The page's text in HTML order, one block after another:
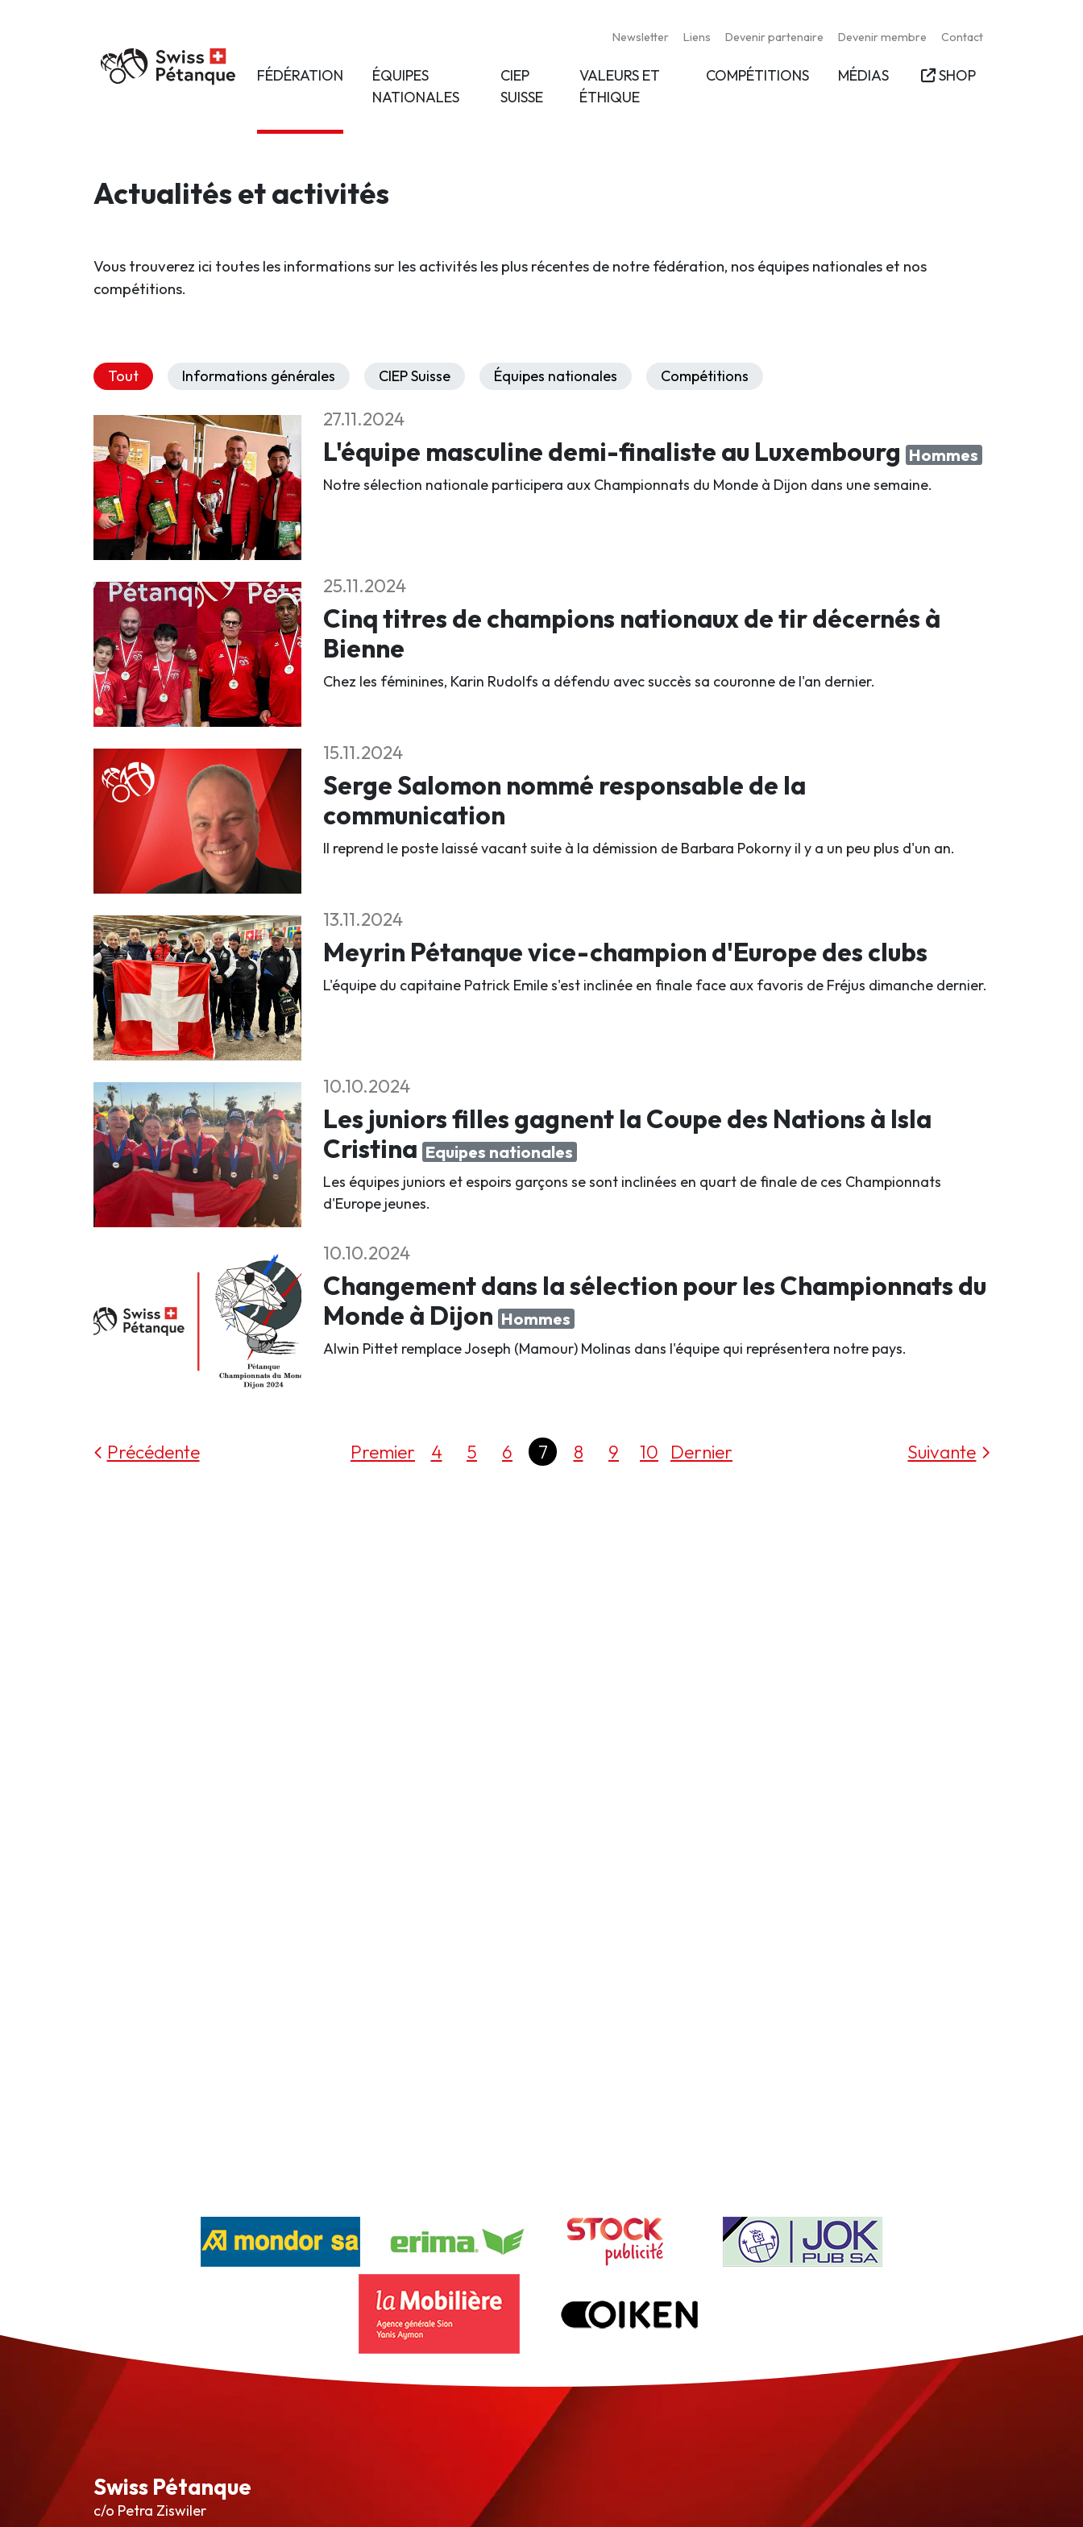
Newsletter Liens Devenir partenaire Devenir membre Contact
FÉDÉRATION
ÉQUIPES
NATIONALES
CIEP
SUISSE
VALEURS ET
ÉTHIQUE
COMPÉTITIONS MÉDIAS SHOP
Actualités et activités
Vous trouverez ici toutes les informations sur les activités les plus récentes de notre fédération, nos équipes nationales et nos
compétitions.
Tout Informations générales CIEP Suisse Équipes nationales Compétitions
27.11.2024
L'équipe masculine demi-finaliste au Luxembourg Hommes
Notre sélection nationale participera aux Championnats du Monde à Dijon dans une semaine.
25.11.2024
Cinq titres de champions nationaux de tir décernés à
Bienne
Chez les féminines, Karin Rudolfs a défendu avec succès sa couronne de l'an dernier.
15.11.2024
Serge Salomon nommé responsable de la
communication
Il reprend le poste laissé vacant suite à la démission de Barbara Pokorny il y a un peu plus d'un an.
13.11.2024
Meyrin Pétanque vice-champion d'Europe des clubs
L'équipe du capitaine Patrick Emile s'est inclinée en finale face aux favoris de Fréjus dimanche dernier.
10.10.2024
Les juniors filles gagnent la Coupe des Nations à Isla
Cristina Equipes nationales
Les équipes juniors et espoirs garçons se sont inclinées en quart de finale de ces Championnats
d'Europe jeunes.
10.10.2024
Changement dans la sélection pour les Championnats du
Monde à Dijon Hommes
Alwin Pittet remplace Joseph (Mamour) Molinas dans l'équipe qui représentera notre pays.
Précédente Premier 4 5 6 7 8 9 10 Dernier Suivante
Swiss Pétanque
c/o Petra Ziswiler